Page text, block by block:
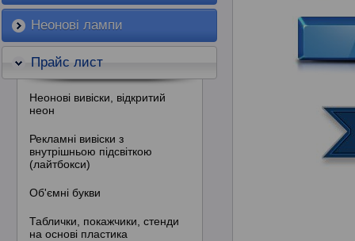
Неонові лампи
Прайс лист
Неонові вивіски, відкритий
неон
Рекламні вивіски з
внутрішньою підсвіткою
(лайтбокси)
Об'ємні букви
Таблички, покажчики, стенди
на основі пластика